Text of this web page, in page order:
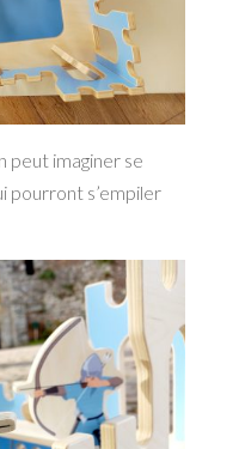
peut imaginer se
pourront s’empiler